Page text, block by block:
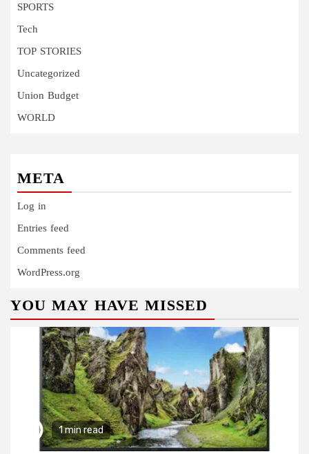
SPORTS
Tech
TOP STORIES
Uncategorized
Union Budget
WORLD
META
Log in
Entries feed
Comments feed
WordPress.org
YOU MAY HAVE MISSED
1 min read